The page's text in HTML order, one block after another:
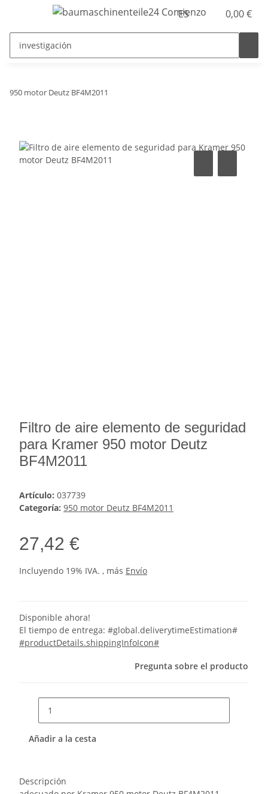
ES 0,00 €
950 motor Deutz BF4M2011
Filtro de aire elemento de seguridad
para Kramer 950 motor Deutz
BF4M2011
Artículo: 037739
Categoría: 950 motor Deutz BF4M2011
27,42 €
Incluyendo 19% IVA. , más Envío
Disponible ahora!
El tiempo de entrega: #global.deliverytimeEstimation#
#productDetails.shippingInfoIcon#
Pregunta sobre el producto
Añadir a la cesta
Descripción